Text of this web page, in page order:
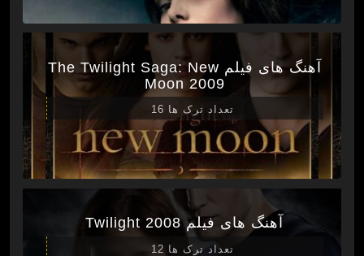
آهنگ های فیلم The Twilight Saga: New
Moon 2009
تعداد ترک ها 16
آهنگ های فیلم Twilight 2008
تعداد ترک ها 12